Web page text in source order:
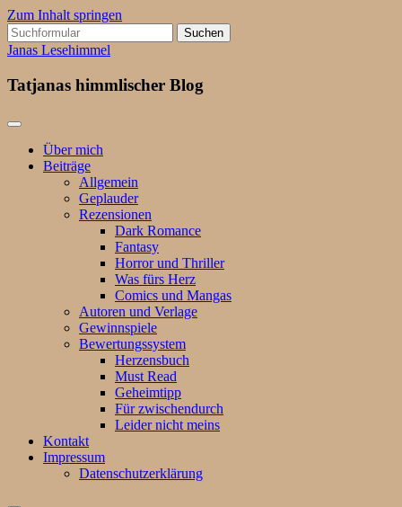
Zum Inhalt springen
Suchen
nach:
Janas Lesehimmel
Tatjanas himmlischer Blog
Über mich
Beiträge
Allgemein
Geplauder
Rezensionen
Dark Romance
Fantasy
Horror und Thriller
Was fürs Herz
Comics und Mangas
Autoren und Verlage
Gewinnspiele
Bewertungssystem
Herzensbuch
Must Read
Geheimtipp
Für zwischendurch
Leider nicht meins
Kontakt
Impressum
Datenschutzerklärung